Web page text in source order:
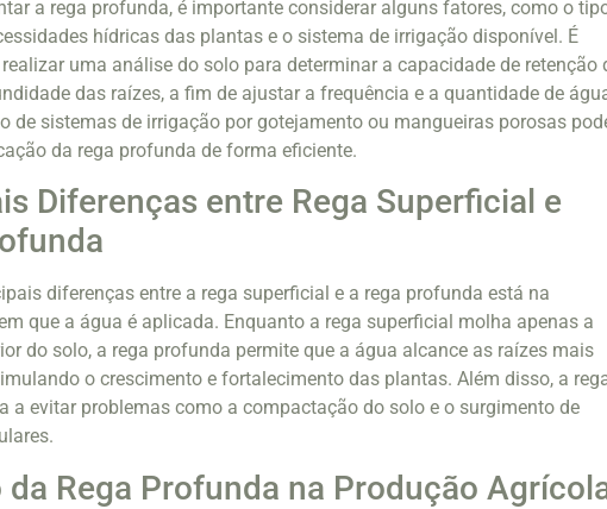
a rega profunda, é importante considerar alguns fatores, como o
hídricas das plantas e o sistema de irrigação disponível. É
uma análise do solo para determinar a capacidade de retenção
das raízes, a fim de ajustar a frequência e a quantidade de
de sistemas de irrigação por gotejamento ou mangueiras porosas
da rega profunda de forma eficiente.
Diferenças entre Rega Superficial e
diferenças entre a rega superficial e a rega profunda está na
que a água é aplicada. Enquanto a rega superficial molha apenas a
do solo, a rega profunda permite que a água alcance as raízes mais
o crescimento e fortalecimento das plantas. Além disso, a
a evitar problemas como a compactação do solo e o surgimento de
da Rega Profunda na Produção